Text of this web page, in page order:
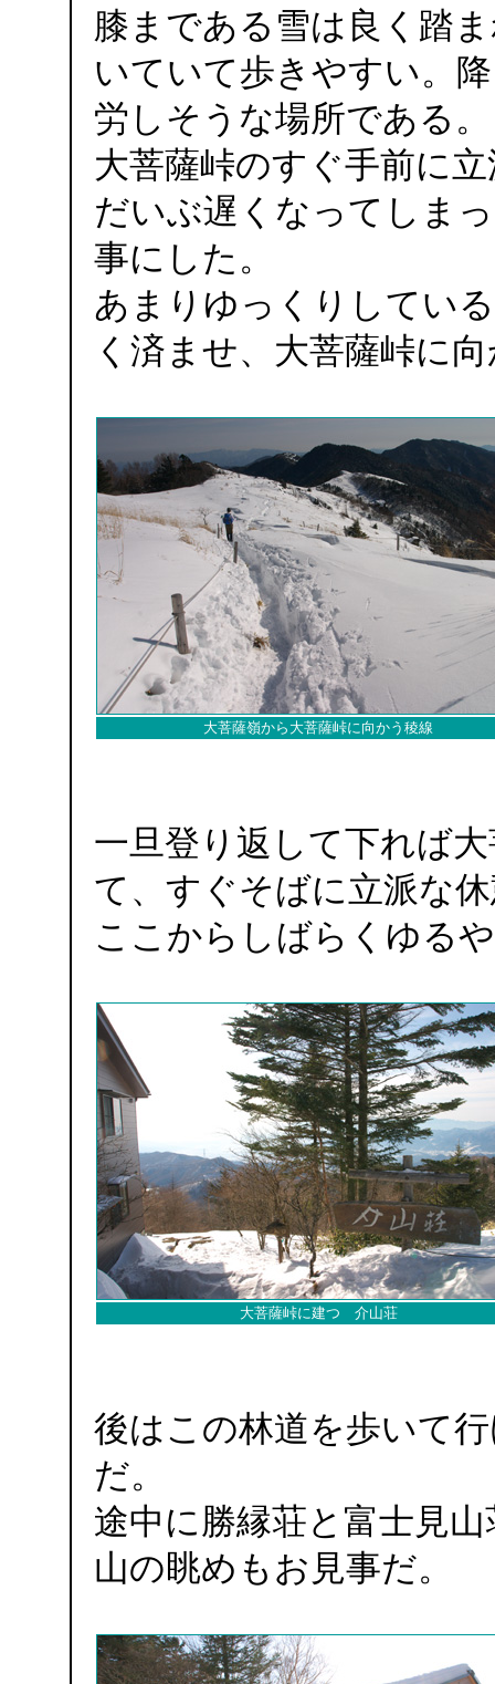
膝まである雪は良く踏
いていて歩きやすい。
労しそうな場所である。
大菩薩峠のすぐ手前に
だいぶ遅くなってしま
事にした。
あまりゆっくりしてい
く済ませ、大菩薩峠に
大菩薩嶺から大菩薩峠に向かう稜線
一旦登り返して下れば
て、すぐそばに立派な
ここからしばらくゆる
大菩薩峠に建つ 介山荘
後はこの林道を歩いて
だ。
途中に勝縁荘と富士見
山の眺めもお見事だ。